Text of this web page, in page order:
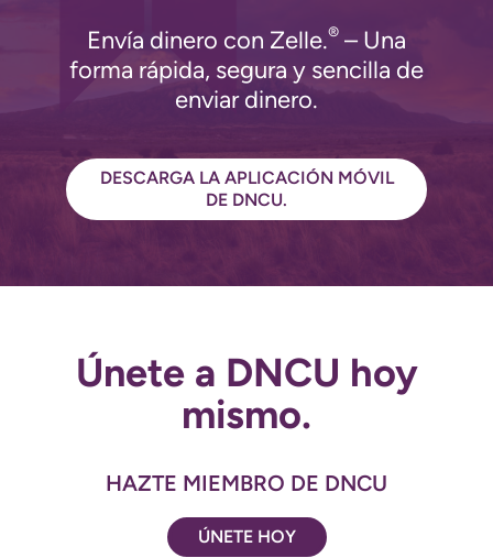
Envía dinero con Zelle.® – Una
forma rápida, segura y sencilla de
enviar dinero.
DESCARGA LA APLICACIÓN MÓVIL
DE DNCU.
Únete a DNCU hoy
mismo.
HAZTE MIEMBRO DE DNCU
ÚNETE HOY